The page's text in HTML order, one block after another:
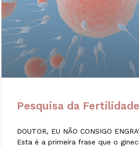
Pesquisa da Fertilidade
DOUTOR, EU NÃO CONSIGO
Esta é a primeira frase que o